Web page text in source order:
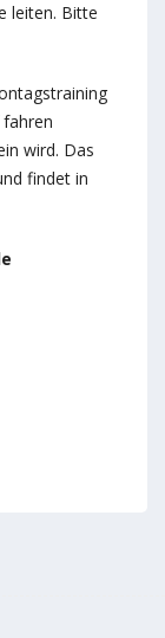
leiten. Bitte
wird. Das
findet in